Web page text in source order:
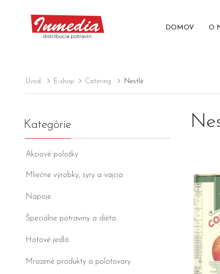
DOMOV O
Úvod E-shop Catering Nestlé
Kategórie
Akciové položky
Mliečne výrobky, syry a vajcia
Nápoje
Špeciálne potraviny a diéta
Hotové jedlá
Mrazené produkty a polotovary